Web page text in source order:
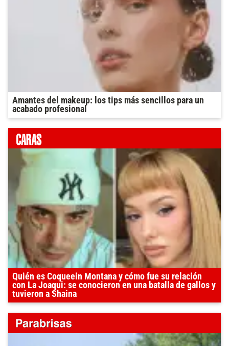
Amantes del makeup: los tips más sencillos para un
acabado profesional
Quién es Coqueein Montana y cómo fue su relación
con La Joaqui: se conocieron en una batalla de gallos y
tuvieron a Shaina